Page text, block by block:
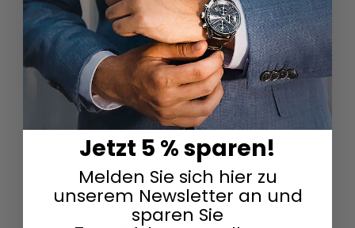
Skelettuhren
Damen
Herren
Smartwatches
Damen
Herren
Solaruhren
Herren
Damen
Sportuhren
Damen
Herren
Swarovski & Edelsteine
Damen
Herren
Jetzt 5 % sparen!
Melden Sie sich hier zu
unserem Newsletter an und
sparen Sie